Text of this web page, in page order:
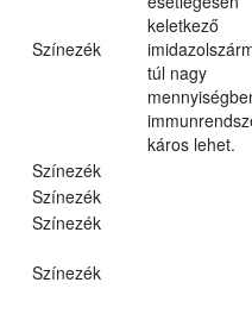
Színezék
keletkező
túl nagy
káros lehet.
Színezék
Színezék
Színezék
Színezék